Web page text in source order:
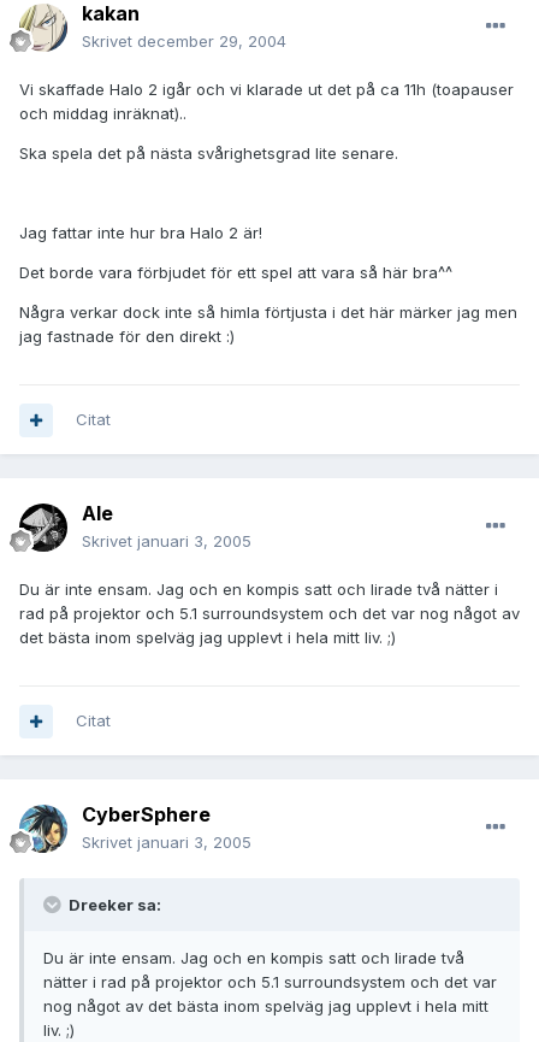
kakan
Skrivet december 29, 2004
Vi skaffade Halo 2 igår och vi klarade ut det på ca 11h (toapauser
och middag inräknat)..
Ska spela det på nästa svårighetsgrad lite senare.
Jag fattar inte hur bra Halo 2 är!
Det borde vara förbjudet för ett spel att vara så här bra^^
Några verkar dock inte så himla förtjusta i det här märker jag men
jag fastnade för den direkt :)
Citat
AIe
Skrivet januari 3, 2005
Du är inte ensam. Jag och en kompis satt och lirade två nätter i
rad på projektor och 5.1 surroundsystem och det var nog något av
det bästa inom spelväg jag upplevt i hela mitt liv. ;)
Citat
CyberSphere
Skrivet januari 3, 2005
Dreeker sa:
Du är inte ensam. Jag och en kompis satt och lirade två
nätter i rad på projektor och 5.1 surroundsystem och det var
nog något av det bästa inom spelväg jag upplevt i hela mitt
liv. ;)